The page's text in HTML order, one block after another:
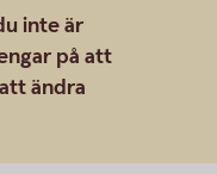
inte är
på att
ändra